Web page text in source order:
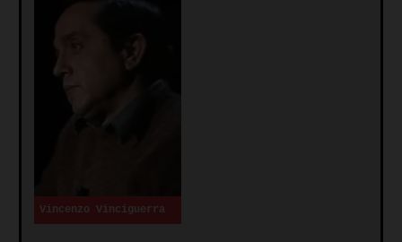
Vincenzo Vinciguerra